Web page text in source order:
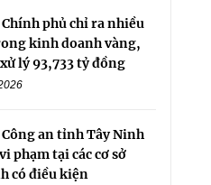
phủ chỉ ra nhiều
kinh doanh vàng,
lý 93,733 tỷ đồng
an tỉnh Tây Ninh
phạm tại các cơ sở
có điều kiện